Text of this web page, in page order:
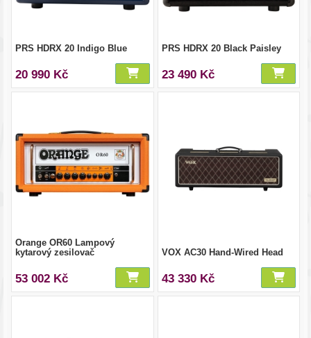
PRS HDRX 20 Indigo Blue
20 990 Kč
PRS HDRX 20 Black Paisley
23 490 Kč
Orange OR60 Lampový
kytarový zesilovač
53 002 Kč
VOX AC30 Hand-Wired Head
43 330 Kč